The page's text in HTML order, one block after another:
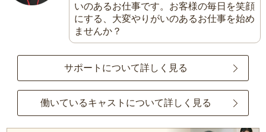
いのあるお仕事です。お客様の毎日を笑顔
にする、大変やりがいのあるお仕事を始め
ませんか？
サポートについて詳しく見る
働いているキャストについて詳しく見る